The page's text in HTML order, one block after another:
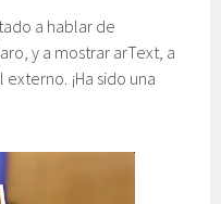
a hablar de
y a mostrar arText, a
¡Ha sido una